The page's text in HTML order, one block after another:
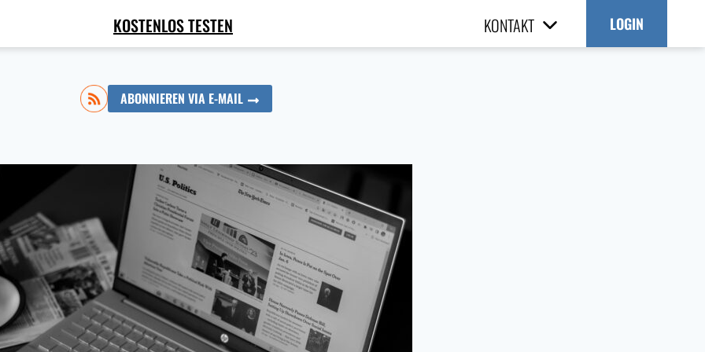
KOSTENLOS TESTEN KONTAKT LOGIN
ABONNIEREN VIA E-MAIL